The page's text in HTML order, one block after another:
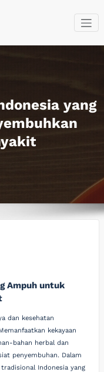
yang
Ampuh untuk
dan kesehatan
kekayaan
bahan herbal dan
penyembuhan. Dalam
Indonesia yang